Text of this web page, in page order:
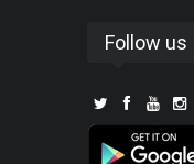
Follow us